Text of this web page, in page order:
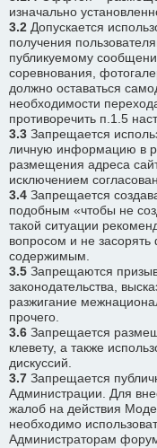
изначально
3.2 Допускается
получения
публикуемому
соревнования,
должно оставаться
необходимости
противоречить п.1.5
3.3 Запрещается
личную информацию в
размещения адреса
исключением
3.4 Запрещается
подобным «чтобы не
такой ситуации
вопросом и не
содержимым.
3.5 Запрещаются
законодательства,
разжигание
прочего.
3.6 Запрещается
клевету, а также
дискуссий.
3.7 Запрещается
Администрации. Для
жалоб на действия
необходимо
Администраторам